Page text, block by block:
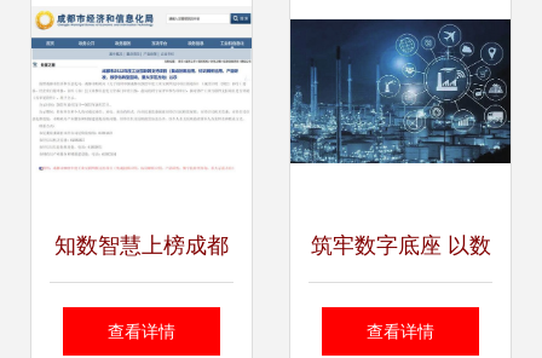
产品目录
知数智慧上榜成都
市2022年度工业互
查看详情
筑牢数字底座 以数
据服务赋能工业互
查看详情